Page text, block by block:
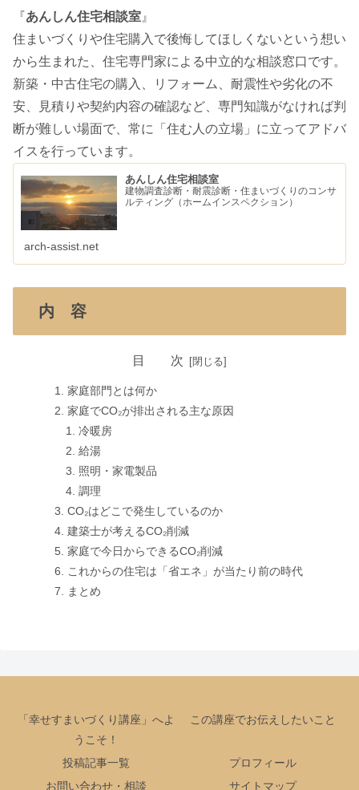
『あんしん住宅相談室 』
住まいづくりや住宅購入で後悔してほしくないという想い
から生まれた、住宅専門家による中立的な相談窓口です。
新築・中古住宅の購入、リフォーム、耐震性や劣化の不
安、見積りや契約内容の確認など、専門知識がなければ判
断が難しい場面で、常に「住む人の立場」に立ってアドバ
イスを行っています。
あんしん住宅相談室
建物調査診断・耐震診断・住まいづくりのコンサ
ルティング（ホームインスペクション）
arch-assist.net
内 容
目 次
家庭部門とは何か
家庭でCO₂が排出される主な原因
冷暖房
給湯
照明・家電製品
調理
CO₂はどこで発生しているのか
建築士が考えるCO₂削減
家庭で今日からできるCO₂削減
これからの住宅は「省エネ」が当たり前の時代
まとめ
「幸せすまいづくり講座」へよ
うこそ！
この講座でお伝えしたいこと
投稿記事一覧
プロフィール
お問い合わせ・相談
サイトマップ